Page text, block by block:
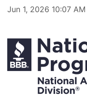
Jun 1, 2026 10:07 AM